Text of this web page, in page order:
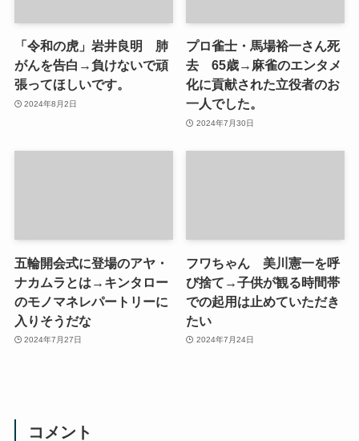
「令和の虎」岩井良明 肺
がんを告白→負けないで頑
張ってほしいです。
2024年8月2日
プロ雀士・馬場裕一さん死
去 65歳→麻雀のエンタメ
化に貢献された立役者のお
一人でした。
2024年7月30日
五輪開会式に登場のアヤ・
ナカムラとは→キンタロー
のモノマネレパートリーに
入りそうだな
2024年7月27日
フワちゃん 美川憲一を呼
び捨て→子供が観る時間帯
での起用は止めていただき
たい
2024年7月24日
コメント